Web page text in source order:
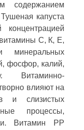
содержанием
капуста
концентрацией
С, К, Е,
фосфор, калий,
Витаминно-
влияют на
и слизистых
процессы,
Витамин РР